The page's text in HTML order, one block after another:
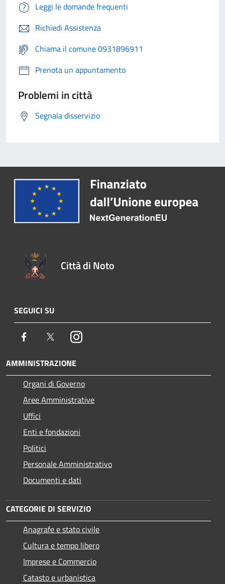
Leggi le domande frequenti
Richiedi Assistenza
Chiama il comune 0931896911
Prenota un appuntamento
Problemi in città
Segnala disservizio
Città di Noto
SEGUICI SU
Facebook TwitterInstagram
AMMINISTRAZIONE
Organi di Governo
Aree Amministrative
Uffici
Enti e fondazioni
Politici
Personale Amministrativo
Documenti e dati
CATEGORIE DI SERVIZIO
Anagrafe e stato civile
Cultura e tempo libero
Imprese e Commercio
Catasto e urbanistica